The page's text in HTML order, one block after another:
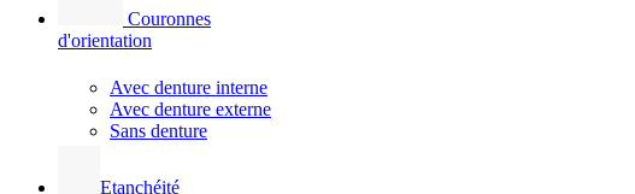
Couronnes
d'orientation
Avec denture interne
Avec denture externe
Sans denture
Etanchéité